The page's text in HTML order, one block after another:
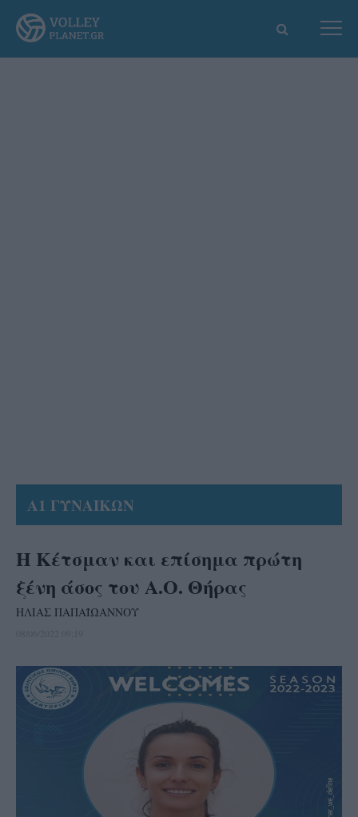
Α1 ΓΥΝΑΙΚΩΝ
Η Κέτσμαν και επίσημα πρώτη
ξένη άσος του Α.Ο. Θήρας
ΗΛΙΑΣ ΠΑΠΑΪΩΑΝΝΟΥ